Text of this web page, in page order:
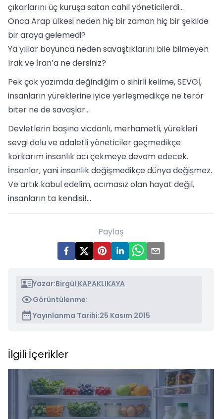
çıkarlarını üç kuruşa satan cahil yöneticilerdi...
Onca Arap ülkesi neden hiç bir zaman hiç bir şekilde
bir araya gelemedi?
Ya yıllar boyunca neden savaştıklarını bile bilmeyen
Irak ve İran’a ne dersiniz?
Pek çok yazımda değindiğim o sihirli kelime, SEVGİ,
insanların yüreklerine iyice yerleşmedikçe ne terör
biter ne de savaşlar...
Devletlerin başına vicdanlı, merhametli, yürekleri
sevgi dolu ve adaletli yöneticiler geçmedikçe
korkarım insanlık acı çekmeye devam edecek.
İnsanlar, yani insanlık değişmedikçe dünya değişmez.
Ve artık kabul edelim, acımasız olan hayat değil,
insanların ta kendisi!...
Paylaş
Yazar:Birgül KAPAKLIKAYA
Görüntülenme:
Yayınlanma Tarihi:25 Kasım 2015
İlgili İçerikler